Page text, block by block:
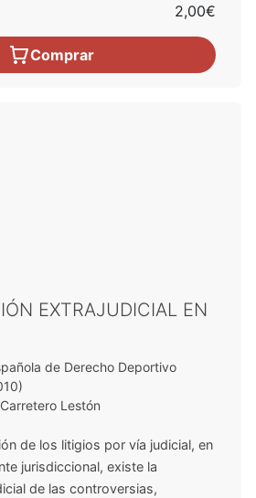
2,00€
Comprar
EXTRAJUDICIAL EN
de Derecho Deportivo
Lestón
de los litigios por vía judicial, en
jurisdiccional, existe la
de las controversias,